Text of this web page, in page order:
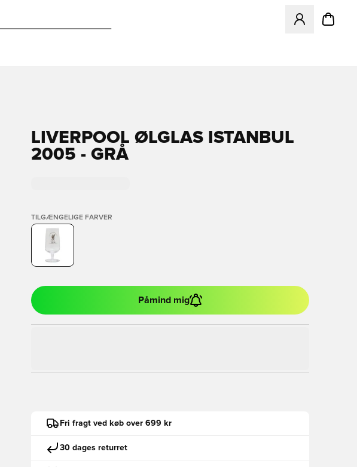
Åbner en
LIVERPOOL ØLGLAS ISTANBUL
2005 - GRÅ
TILGÆNGELIGE FARVER
Påmind mig
Fri fragt ved køb over 699 kr
30 dages returret